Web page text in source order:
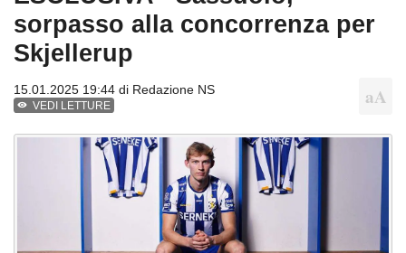
sorpasso alla concorrenza per
Skjellerup
15.01.2025 19:44 di Redazione NS
VEDI LETTURE